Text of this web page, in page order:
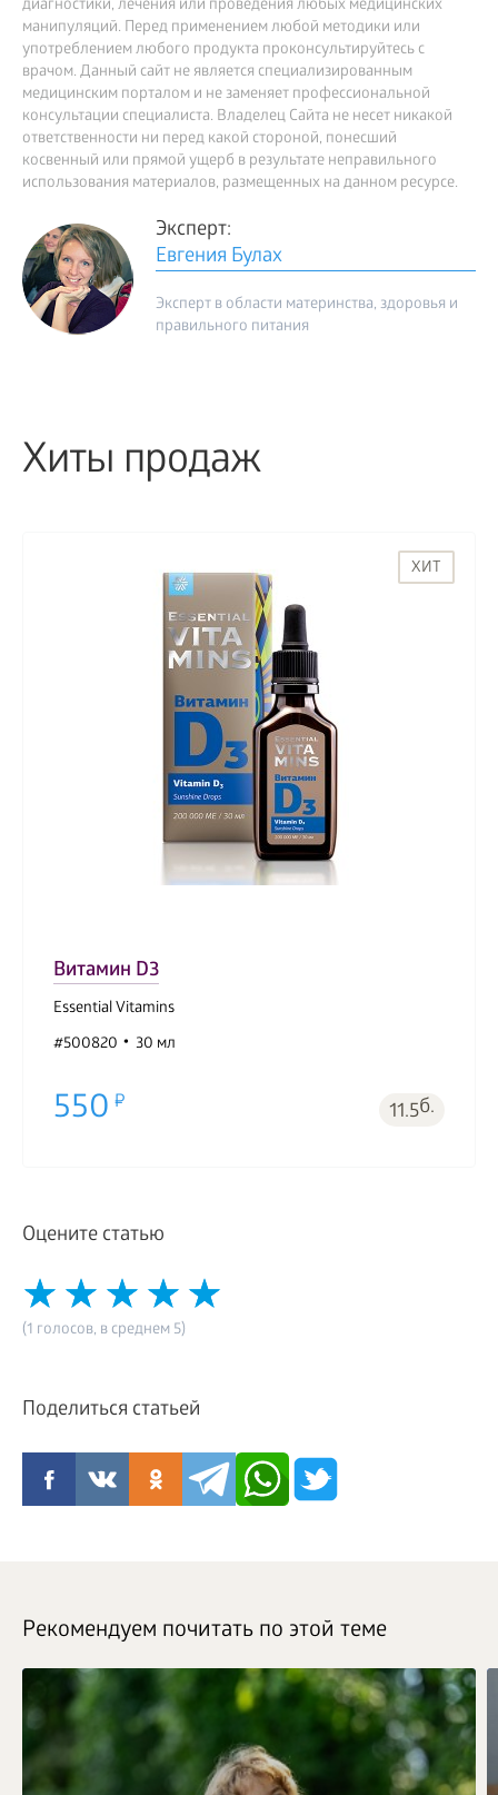
диагностики, лечения или проведения любых медицинских
манипуляций. Перед применением любой методики или
употреблением любого продукта проконсультируйтесь с
врачом. Данный сайт не является специализированным
медицинским порталом и не заменяет профессиональной
консультации специалиста. Владелец Сайта не несет никакой
ответственности ни перед какой стороной, понесший
косвенный или прямой ущерб в результате неправильного
использования материалов, размещенных на данном ресурсе.
Эксперт:
Евгения Булах
Эксперт в области материнства, здоровья и
правильного питания
Хиты продаж
ХИТ
Витамин D3
Essential Vitamins
#500820
30 мл
550 11.5б.
Оцените статью
(1 голосов, в среднем 5)
Поделиться статьей
Рекомендуем почитать по этой теме